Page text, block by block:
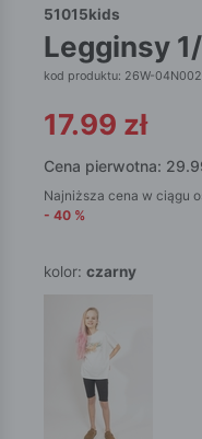
51015kids
legginsy
kod produktu: 26W-
17.99 zł
Cena pierwotna:
Najniższa cena w ciągu
- 40 %
kolor: czarny